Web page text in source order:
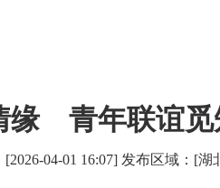
缘 青年联谊觅
04-01 16:07] 发布区域：[湖